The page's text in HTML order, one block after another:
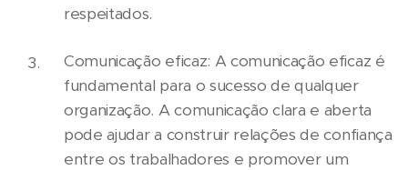
respeitados.
Comunicação eficaz: A comunicação eficaz é
fundamental para o sucesso de qualquer
organização. A comunicação clara e aberta
pode ajudar a construir relações de confiança
entre os trabalhadores e promover um